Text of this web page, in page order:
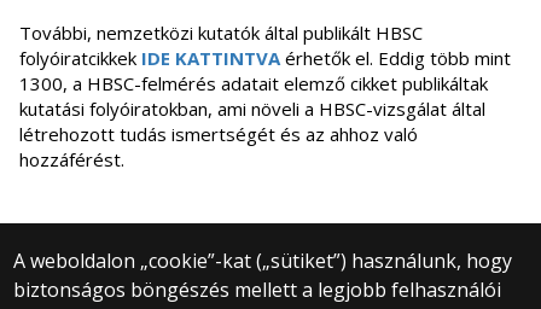
További, nemzetközi kutatók által publikált HBSC
folyóiratcikkek IDE KATTINTVAérhetők el. Eddig több mint
1300, a HBSC-felmérés adatait elemző cikket publikáltak
kutatási folyóiratokban, ami növeli a HBSC-vizsgálat által
létrehozott tudás ismertségét és az ahhoz való
hozzáférést.
A weboldalon „cookie”-kat („sütiket”) használunk, hogy
biztonságos böngészés mellett a legjobb felhasználói
© 2025 Eötvös Loránd Tudományegyetem